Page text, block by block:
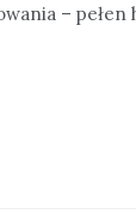
– pełen